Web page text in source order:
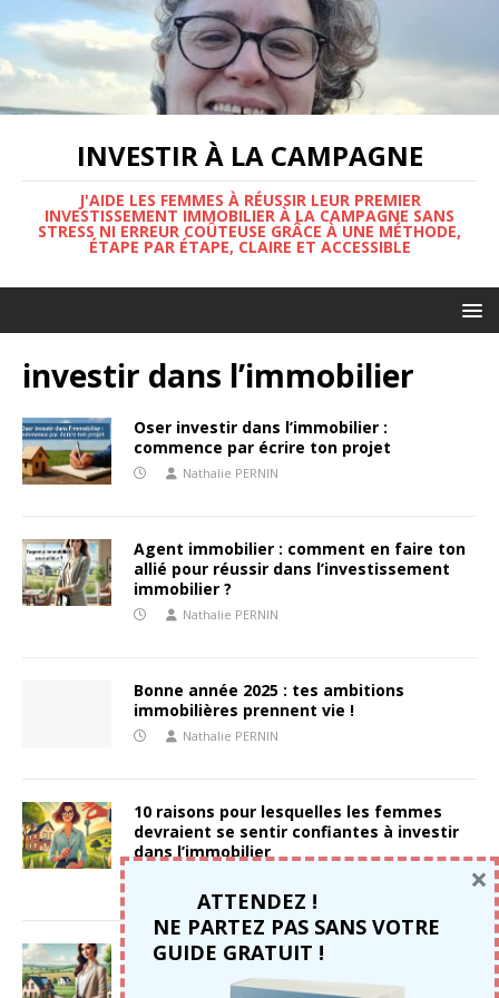
INVESTIR À LA CAMPAGNE
J'AIDE LES FEMMES À RÉUSSIR LEUR PREMIER
INVESTISSEMENT IMMOBILIER À LA CAMPAGNE SANS
STRESS NI ERREUR COÛTEUSE GRÂCE À UNE MÉTHODE,
ÉTAPE PAR ÉTAPE, CLAIRE ET ACCESSIBLE
investir dans l’immobilier
Oser investir dans l’immobilier :
commence par écrire ton projet
Nathalie PERNIN
Agent immobilier : comment en faire ton
allié pour réussir dans l’investissement
immobilier ?
Nathalie PERNIN
Bonne année 2025 : tes ambitions
immobilières prennent vie !
Nathalie PERNIN
10 raisons pour lesquelles les femmes
devraient se sentir confiantes à investir
dans l’immobilier
Pourquoi les femmes hésitent à investir
dans l’immobilier à la campagne :
décryptage et solutions
ATTENDEZ !
NE PARTEZ PAS SANS VOTRE
GUIDE GRATUIT !
×